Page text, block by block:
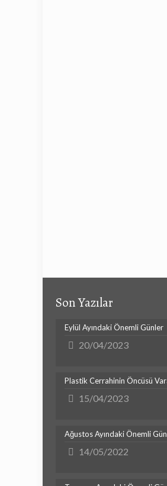
Son Yazılar
Eylül Ayındaki Önemli Günler
20/04/2023
Plastik Cerrahinin Öncüsü
15/04/2023
Ağustos Ayındaki Önemli
14/05/2022